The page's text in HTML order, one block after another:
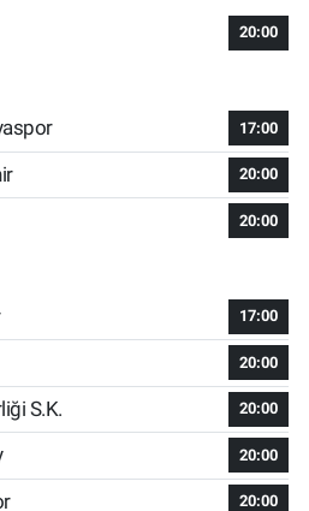
20:00
17:00
20:00
20:00
17:00
20:00
S.K. 20:00
20:00
20:00